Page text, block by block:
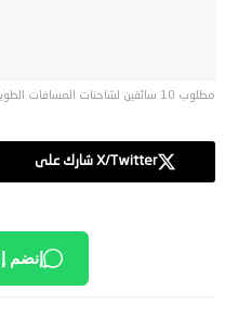
مطلوب 10 سائقين لشاحنات المسافات الطويلة في كندا بعقد عمل رسمي 2026
X/Twitter شارك على
إنضم